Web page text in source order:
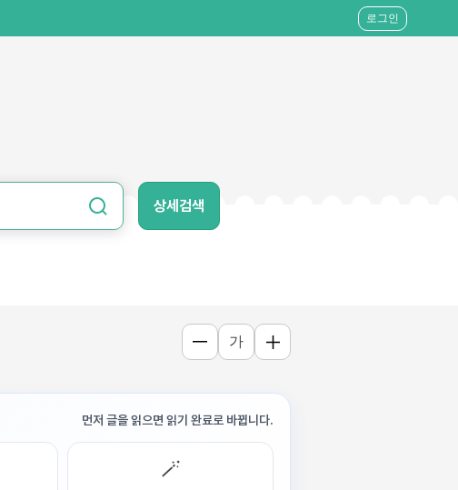
로그인
상세검색
가
먼저 글을 읽으면 읽기 완료로 바뀝니다.
🪄